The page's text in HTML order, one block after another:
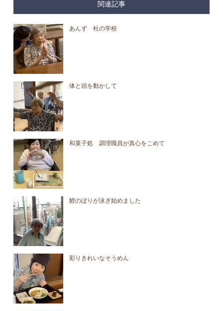
関連記事
あんず 杜の学校
体と頭を動かして
和菓子処 調理職員が真心をこめて
鯉のぼりが泳ぎ始めました
彩りきれいなそうめん